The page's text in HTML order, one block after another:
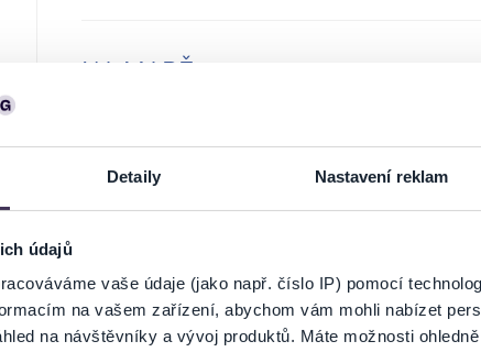
Detaily Nastavení reklam
údajů
vaše údaje (jako např. číslo IP) pomocí
na vašem zařízení, abychom vám mohli nabízet
na návštěvníky a vývoj produktů. Máte možnosti
NA MAPĚ